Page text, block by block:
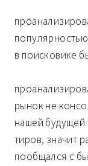
в поисковике
рынок не
нашей будущей
тиров, значит
пообщался с